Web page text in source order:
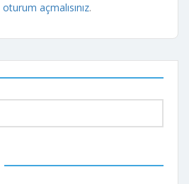
oturum açmalısınız.